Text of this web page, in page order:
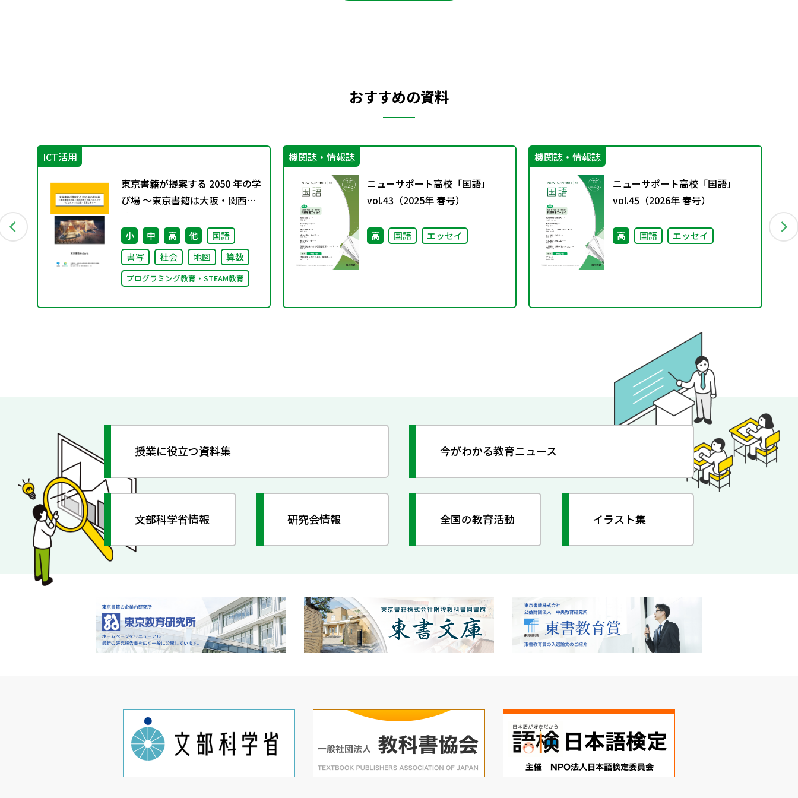
おすすめの資料
ICT活用
東京書籍が提案する 2050 年の学
び場 ～東京書籍は大阪・関西万
博「大阪ヘルスケア パビリオ
ン」に出展・協賛します～
小 中 高 他
国語
書写
社会 地図 算数
プログラミング教育・STEAM教育
機関誌・情報誌
ニューサポート高校「国語」
vol.43（2025年 春号）
高 国語 エッセイ
機関誌・情報誌
ニューサポート高校「国語」
vol.45（2026年 春号）
高 国語 エッセイ
授業に役立つ資料集 今がわかる教育ニュース
文部科学省情報 研究会情報 全国の教育活動 イラスト集